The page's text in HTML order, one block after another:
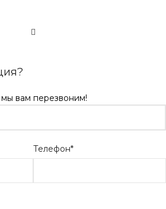
вам перезвоним!
Телефон*